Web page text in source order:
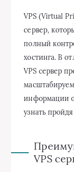
VPS (Virtual
сервер,
полный
хостинга. В
VPS сервер
информации
узнать
VPS